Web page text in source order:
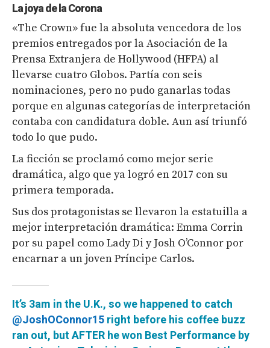
La joya de la Corona
«The Crown» fue la absoluta vencedora de los
premios entregados por la Asociación de la
Prensa Extranjera de Hollywood (HFPA) al
llevarse cuatro Globos. Partía con seis
nominaciones, pero no pudo ganarlas todas
porque en algunas categorías de interpretación
contaba con candidatura doble. Aun así triunfó
todo lo que pudo.
La ficción se proclamó como mejor serie
dramática, algo que ya logró en 2017 con su
primera temporada.
Sus dos protagonistas se llevaron la estatuilla a
mejor interpretación dramática: Emma Corrin
por su papel como Lady Di y Josh O’Connor por
encarnar a un joven Príncipe Carlos.
It’s 3am in the U.K., so we happened to catch
@JoshOConnor15right before his coffee buzz
ran out, but AFTER he won Best Performance by